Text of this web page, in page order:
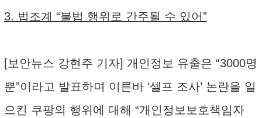
3. 법조계 “불법 행위로 간주될 수 있어”
[보안뉴스 강현주 기자] 개인정보 유출은 “3000명
뿐”이라고 발표하며 이른바 ‘셀프 조사’ 논란을 일
으킨 쿠팡의 행위에 대해 “개인정보보호책임자